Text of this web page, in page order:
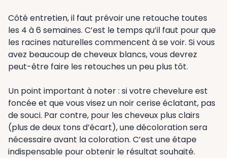
Côté entretien, il faut prévoir une retouche toutes
les 4 à 6 semaines. C’est le temps qu’il faut pour que
les racines naturelles commencent à se voir. Si vous
avez beaucoup de cheveux blancs, vous devrez
peut-être faire les retouches un peu plus tôt.
Un point important à noter : si votre chevelure est
foncée et que vous visez un noir cerise éclatant, pas
de souci. Par contre, pour les cheveux plus clairs
(plus de deux tons d’écart), une décoloration sera
nécessaire avant la coloration. C’est une étape
indispensable pour obtenir le résultat souhaité.